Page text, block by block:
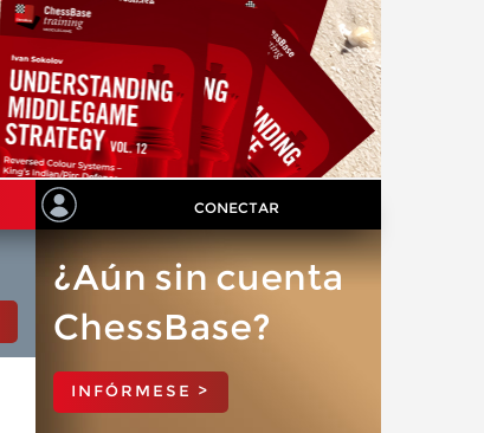
CONECTAR
¿Aún sin cuenta
ChessBase?
INFÓRMESE >